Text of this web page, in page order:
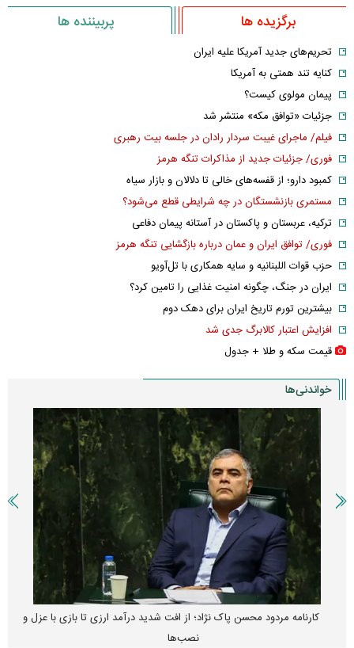
برگزیده ها پربیننده ها
تحریم‌های جدید آمریکا علیه ایران
کنایه تند همتی به آمریکا
پیمان مولوی کیست؟
جزئیات «توافق مکه» منتشر شد
فیلم/ ماجرای غیبت سردار رادان در جلسه بیت رهبری
فوری/ جزئیات جدید از مذاکرات تنگه هرمز
کمبود دارو؛ از قفسه‌های خالی تا دلالان و بازار سیاه
مستمری بازنشستگان در چه شرایطی قطع می‌شود؟
ترکیه، عربستان و پاکستان در آستانه پیمان دفاعی
فوری/ توافق ایران و عمان درباره بازگشایی تنگه هرمز
حزب قوات اللبنانیه و سایه همکاری با تل‌آویو
ایران در جنگ، چگونه امنیت غذایی را تامین کرد؟
بیشترین تورم تاریخ ایران برای دهک دوم
افزایش اعتبار کالابرگ جدی شد
قیمت سکه و طلا + جدول
خواندنی‌ها
کارنامه مردود محسن پاک‌ نژاد؛ از افت شدید درآمد ارزی تا بازی با عزل و
نصب‌ها